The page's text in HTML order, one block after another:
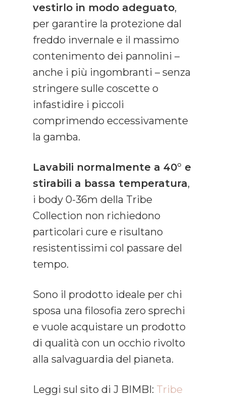
vestirlo in modo adeguato,
per garantire la protezione dal
freddo invernale e il massimo
contenimento dei pannolini –
anche i più ingombranti – senza
stringere sulle coscette o
infastidire i piccoli
comprimendo eccessivamente
la gamba.
Lavabili normalmente a 40° e
stirabili a bassa temperatura,
i body 0-36m della Tribe
Collection non richiedono
particolari cure e risultano
resistentissimi col passare del
tempo.
Sono il prodotto ideale per chi
sposa una filosofia zero sprechi
e vuole acquistare un prodotto
di qualità con un occhio rivolto
alla salvaguardia del pianeta.
Leggi sul sito di J BIMBI: Tribe